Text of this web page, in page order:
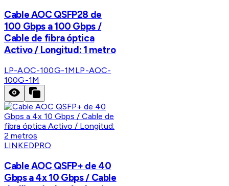
Cable AOC QSFP28 de
100 Gbps a 100 Gbps /
Cable de fibra óptica
Activo / Longitud: 1 metro
LP-AOC-100G-1MLP-AOC-
100G-1M
LINKEDPRO
Cable AOC QSFP+ de 40
Gbps a 4x 10 Gbps / Cable